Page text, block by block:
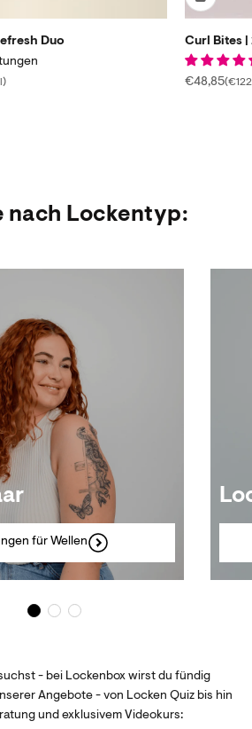
Duo
Curl Bites
Angebot
€48,85
nach Lockentyp:
für Wellen
- bei Lockenbox wirst du fündig
Angebote - von Locken Quiz bis hin
und exklusivem Videokurs: